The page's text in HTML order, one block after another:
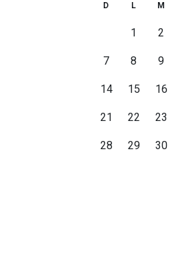
D L M
1 2
7 8 9
14 15 16
21 22 23
28 29 30